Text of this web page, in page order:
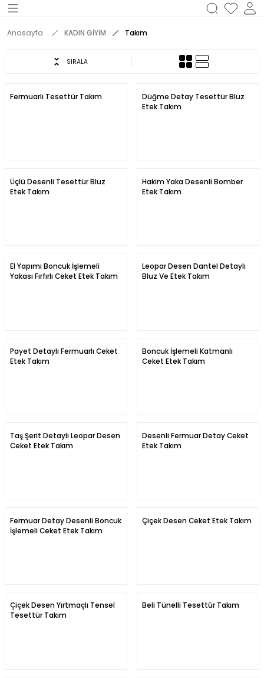
Anasayfa KADIN GİYİM Takım
SIRALA
Fermuarlı Tesettür Takım
Düğme Detay Tesettür Bluz
Etek Takım
Üçlü Desenli Tesettür Bluz
Etek Takım
Hakim Yaka Desenli Bomber
Etek Takım
El Yapımı Boncuk İşlemeli
Yakası Fırfırlı Ceket Etek Takım
Leopar Desen Dantel Detaylı
Bluz Ve Etek Takım
Payet Detaylı Fermuarlı Ceket
Etek Takım
Boncuk İşlemeli Katmanlı
Ceket Etek Takım
Taş Şerit Detaylı Leopar Desen
Ceket Etek Takım
Desenli Fermuar Detay Ceket
Etek Takım
Fermuar Detay Desenli Boncuk
İşlemeli Ceket Etek Takım
Çiçek Desen Ceket Etek Takım
Çiçek Desen Yırtmaçlı Tensel
Tesettür Takım
Beli Tünelli Tesettür Takım